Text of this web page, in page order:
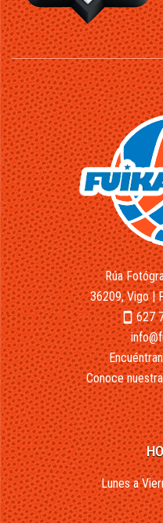
Rúa
36209, Vigo |
smartphone627
Conoce
Lunes a